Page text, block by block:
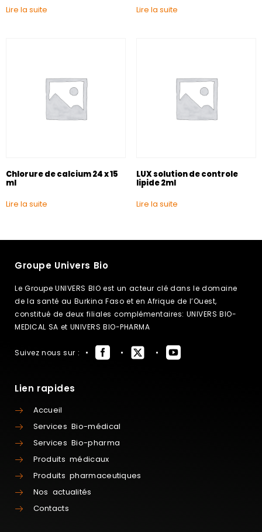
Lire la suite
Lire la suite
Chlorure de calcium 24 x 15
ml
Lire la suite
LUX solution de controle
lipide 2ml
Lire la suite
Groupe Univers Bio
Le Groupe UNIVERS BIO est un acteur clé dans le domaine
de la santé au Burkina Faso et en Afrique de l’Ouest,
constitué de deux filiales complémentaires: UNIVERS BIO-
MEDICAL SA et UNIVERS BIO-PHARMA
Suivez nous sur :
Lien rapides
Accueil
Services Bio-médical
Services Bio-pharma
Produits médicaux
Produits pharmaceutiques
Nos actualités
Contacts